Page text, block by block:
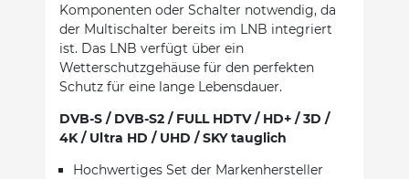
Komponenten oder Schalter notwendig, da
der Multischalter bereits im LNB integriert
ist. Das LNB verfügt über ein
Wetterschutzgehäuse für den perfekten
Schutz für eine lange Lebensdauer.
DVB-S / DVB-S2 / FULL HDTV / HD+ / 3D /
4K / Ultra HD / UHD / SKY tauglich
Hochwertiges Set der Markenhersteller